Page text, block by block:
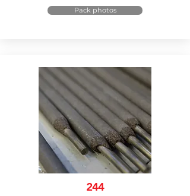
Pack photos
244